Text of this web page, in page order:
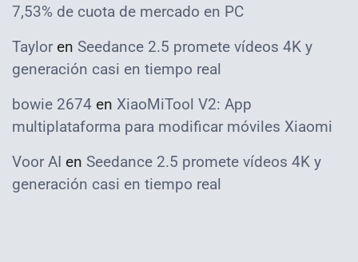
7,53% de cuota de mercado en PC
Taylor en Seedance 2.5 promete vídeos 4K y
generación casi en tiempo real
bowie 2674 en XiaoMiTool V2: App
multiplataforma para modificar móviles Xiaomi
Voor AI en Seedance 2.5 promete vídeos 4K y
generación casi en tiempo real